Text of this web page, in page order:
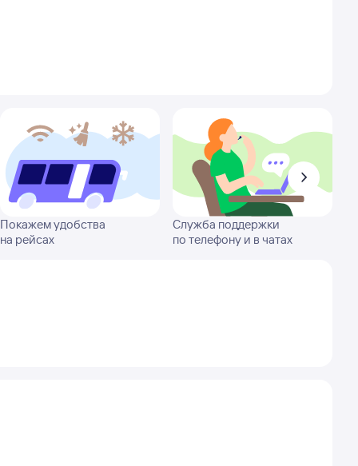
Покажем удобства
на рейсах
Служба поддержки
по телефону и в чатах